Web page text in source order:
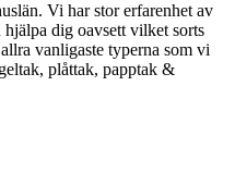
Vi har stor erfarenhet av
dig oavsett vilket sorts
vanligaste typerna som vi
plåttak, papptak &